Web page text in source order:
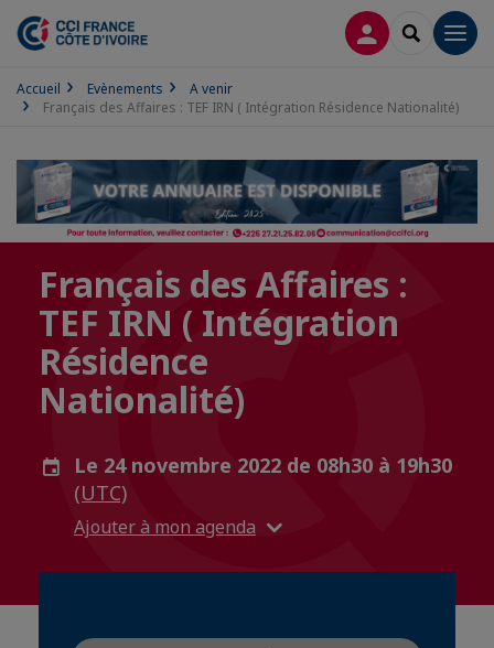
CONNEXION
Accueil Evènements
A venir
Français des Affaires : TEF IRN ( Intégration Résidence Nationalité)
Français des Affaires :
TEF IRN ( Intégration
Résidence
Nationalité)
Le 24 novembre 2022 de 08h30 à 19h30
(UTC)
Ajouter à mon agenda